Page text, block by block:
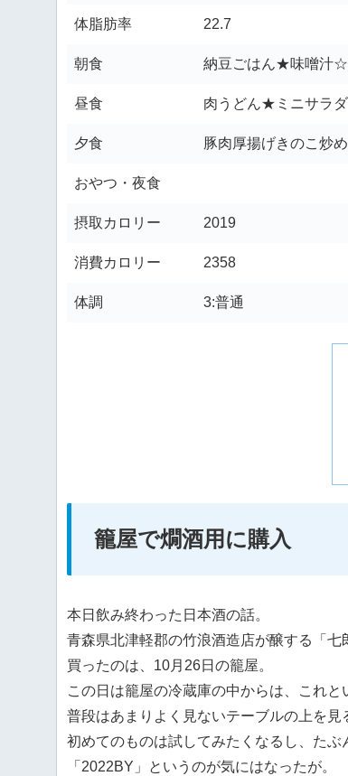
体脂肪率 22.7
朝食 納豆ごはん★味噌汁☆
昼食 肉うどん★ミニサラダ
夕食 豚肉厚揚げきのこ炒
おやつ・夜食
摂取カロリー 2019
消費カロリー 2358
体調 3:普通
籠屋で燗酒用に購入
本日飲み終わった日本酒の話。
青森県北津軽郡の竹浪酒造店が醸する「七
買ったのは、10月26日の籠屋。
この日は籠屋の冷蔵庫の中からは、これと
普段はあまりよく見ないテーブルの上を見
初めてのものは試してみたくなるし、たぶ
「2022BY」というのが気にはなったが。